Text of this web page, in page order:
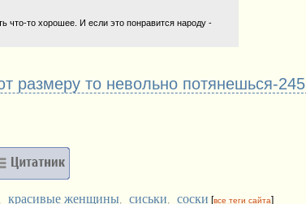
что-то хорошее. И если это понравится народу -
размеру то невольно потянешься-245
красивые женщины, сиськи, соски [все теги сайта]